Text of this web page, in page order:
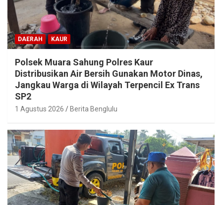
DAERAH KAUR
Polsek Muara Sahung Polres Kaur
Distribusikan Air Bersih Gunakan Motor Dinas,
Jangkau Warga di Wilayah Terpencil Ex Trans
SP2
1 Agustus 2026 Berita Benglulu